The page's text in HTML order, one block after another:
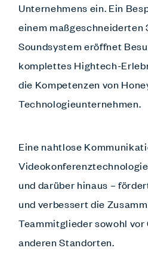
Unternehmens ein. Ein
einem maßgeschneiderten
Soundsystem eröffnet
komplettes Hightech-
die Kompetenzen von
Technologieunternehmen.
Eine nahtlose
und darüber hinaus –
und verbessert die
Teammitglieder sowohl vor
anderen Standorten.